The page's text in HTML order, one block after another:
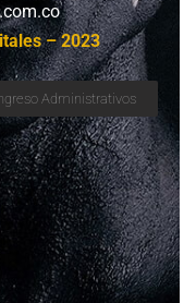
– 2023
Administrativos